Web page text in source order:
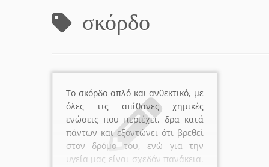
σκόρδο
Το σκόρδο απλό και ανθεκτικό, με
όλες τις απίθανες χημικές
ενώσεις που περιέχει, δρα κατά
πάντων και εξοντώνει ότι βρεθεί
στον δρόμο του, ενώ για την
υγεία μας είναι σχεδόν πανάκεια.